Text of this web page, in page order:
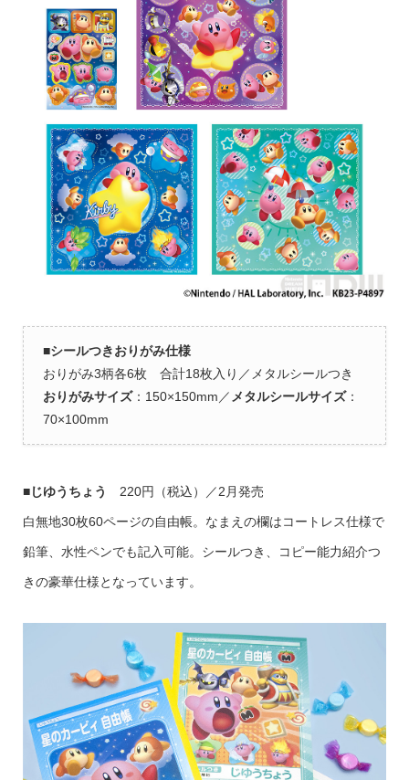
■シールつきおりがみ仕様
おりがみ3柄各6枚 合計18枚入り／メタルシールつき
おりがみサイズ：150×150mm／ メタルシールサイズ：
70×100mm
■じゆうちょう 220円（税込）／2月発売
白無地30枚60ページの自由帳。なまえの欄はコートレス仕様で
鉛筆、水性ペンでも記入可能。シールつき、コピー能力紹介つ
きの豪華仕様となっています。